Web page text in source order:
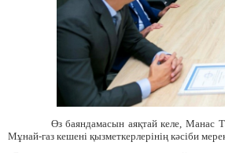
Өз баяндамасын аяқтайкеле, Манас
Мұнай-газ кешені қызметкерлерінің кәсіби